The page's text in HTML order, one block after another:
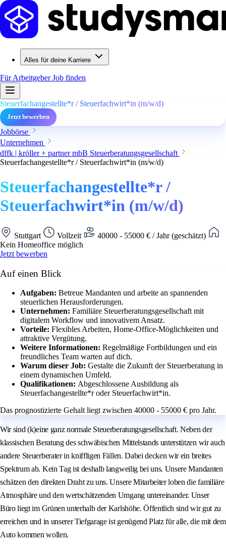
Alles für deine Karriere
Für ArbeitgeberJob finden
Steuerfachangestellte*r / Steuerfachwirt*in (m/w/d)
Jetzt bewerben
Jobbörse
Unternehmen
dffk | kröller + partner mbB Steuerberatungsgesellschaft
Steuerfachangestellte*r / Steuerfachwirt*in (m/w/d)
Steuerfachangestellte*r /
Steuerfachwirt*in (m/w/d)
Stuttgart Vollzeit
40000 - 55000 € / Jahr (geschätzt)
Kein Homeoffice möglich
Jetzt bewerben
Auf einen Blick
Aufgaben: Betreue Mandanten und arbeite an spannenden
steuerlichen Herausforderungen.
Unternehmen: Familiäre Steuerberatungsgesellschaft mit
digitalem Workflow und innovativem Ansatz.
Vorteile: Flexibles Arbeiten, Home-Office-Möglichkeiten und
attraktive Vergütung.
Weitere Informationen: Regelmäßige Fortbildungen und ein
freundliches Team warten auf dich.
Warum dieser Job: Gestalte die Zukunft der Steuerberatung in
einem dynamischen Umfeld.
Qualifikationen: Abgeschlossene Ausbildung als
Steuerfachangestellte*r oder Steuerfachwirt*in.
Das prognostizierte Gehalt liegt zwischen 40000 - 55000 € pro Jahr.
Wir sind (k)eine ganz normale Steuerberatungsgesellschaft. Neben der
klassischen Beratung des schwäbischen Mittelstands unterstützen wir auch
andere Steuerberater in kniffligen Fällen. Dabei decken wir ein breites
Spektrum ab. Kein Tag ist deshalb langweilig bei uns. Unsere Mandanten
schätzen den direkten Draht zu uns. Unsere Mitarbeiter loben die familiäre
Atmosphäre und den wertschätzenden Umgang untereinander. Unser
Büro liegt im Grünen unterhalb der Karlshöhe. Öffentlich sind wir gut zu
erreichen und in unserer Tiefgarage ist genügend Platz für alle, die mit dem
Auto kommen wollen.